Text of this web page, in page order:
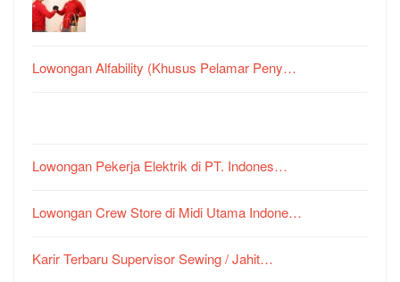
Lowongan Alfability (Khusus Pelamar Peny…
Lowongan Pekerja Elektrik di PT. Indones…
Lowongan Crew Store di Midi Utama Indone…
Karir Terbaru Supervisor Sewing / Jahit…